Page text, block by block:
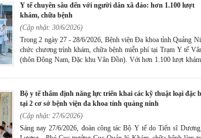
y tế chuyên sâu đến với người dân xã đảo: hơn 1.100 lượt
khám, chữa bệnh
(Cập nhật: 30/6/2026)
Trong 2 ngày 27 - 28/6/2026, Bệnh viện Đa khoa tỉnh Quảng
chức chương trình khám, chữa bệnh miễn phí tại Trạm Y tế
(thôn Đông Nam, Đặc khu Vân Đồn). Với hơn 1.100 lượt
điều trị kịp thời nhiều bệnh lý ngay tại địa phương.
bộ y tế thẩm định năng lực triển khai các kỹ thuật loại đặc biệt
tại 2 cơ sở bệnh viện đa khoa tỉnh quảng ninh
(Cập nhật: 27/6/2026)
Sáng nay 27/6/2026, đoàn công tác Bộ Y tế do Tiến sĩ